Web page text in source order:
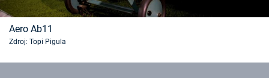
Aero Ab11
Zdroj: Topi Pigula